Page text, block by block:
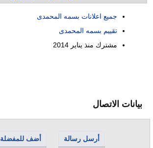
جميع اعلانات بسمه المحمدى
تقييم بسمه المحمدى
مشترك منذ يناير 2014
بيانات الاتصال
أضف للمفضلة أرسل رسالة